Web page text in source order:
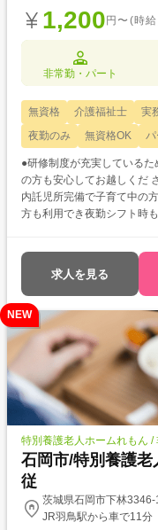
1,200 円〜(時
非常勤・パート
無資格 介護福祉士 実
夜勤のみ
無資格OK パ
●研修制度が充実している
の方も安心してお越しくだ
内託児所完備で子育て中の
方も利用でき夜勤シフト時
求人を見る
NEW
特別養護老人ホームれもん /
石岡市/特別養護
従
茨城県石岡市下林3346-
JR羽鳥駅から車で11分